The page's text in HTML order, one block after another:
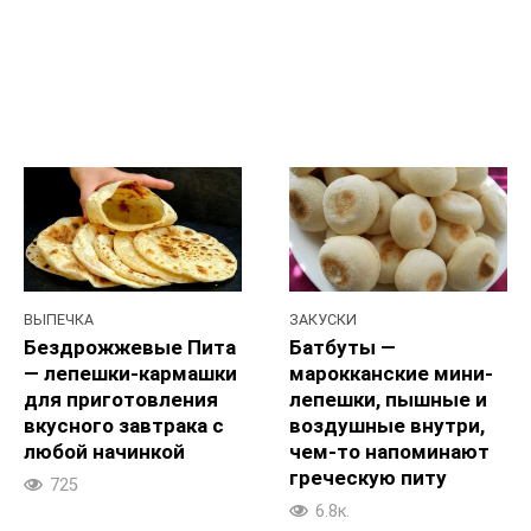
ВЫПЕЧКА
Бездрожжевые Пита
— лепешки-кармашки
для приготовления
вкусного завтрака с
любой начинкой
725
ЗАКУСКИ
Батбуты —
марокканские мини-
лепешки, пышные и
воздушные внутри,
чем-то напоминают
греческую питу
6.8к.